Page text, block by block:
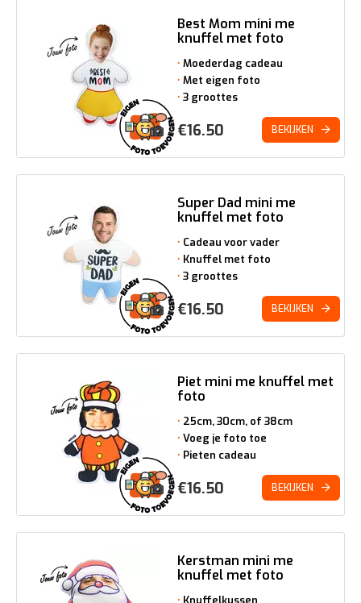
Best Mom mini me
knuffel met foto
Moederdag cadeau
Met eigen foto
3 groottes
€16.50 BEKIJKEN
Super Dad mini me
knuffel met foto
Cadeau voor vader
Knuffel met foto
3 groottes
€16.50 BEKIJKEN
Piet mini me knuffel met
foto
25cm, 30cm, of 38cm
Voeg je foto toe
Pieten cadeau
€16.50 BEKIJKEN
Kerstman mini me
knuffel met foto
Knuffelkussen